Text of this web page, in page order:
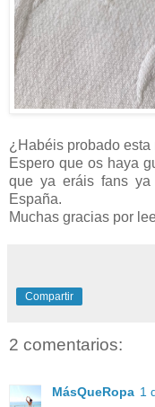
¿Habéis probado
Espero que os haya
que ya eráis fans ya
España.
Muchas gracias por
Compartir
2 comentarios:
MásQueRopa 1